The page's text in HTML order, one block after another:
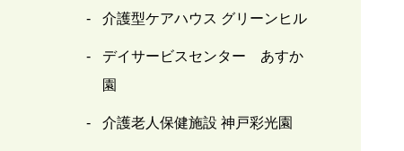
介護型ケアハウス グリーンヒル
デイサービスセンター あすか
園
介護老人保健施設 神戸彩光園